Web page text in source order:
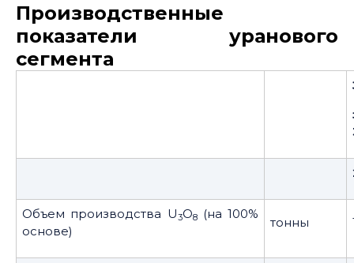
Производственные
показатели уранового
сегмента
Объем производства U3O8(на 100%
основе)
тонны